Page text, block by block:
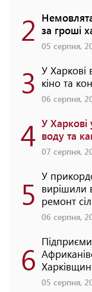
2 за гроші
05 серпня,
3 У Харкові
кіно та
06 серпня,
4 У Харкові
воду та
07 серпня,
5 У
вирішили
ремонт
06 серпня,
6
05 серпня,